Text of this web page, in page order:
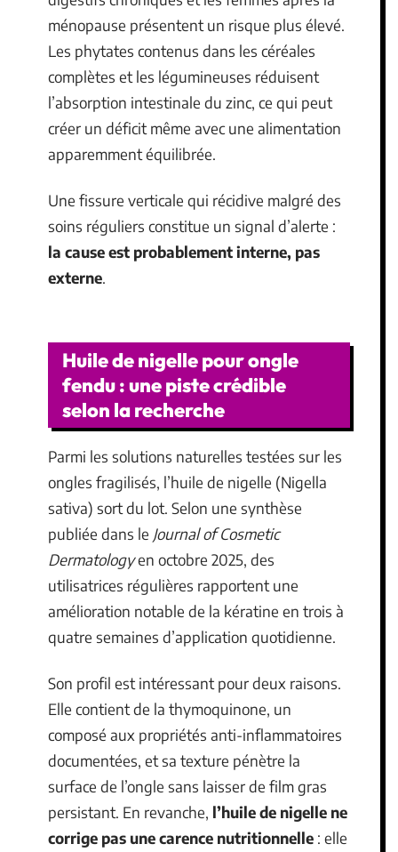
ménopause présentent un risque plus élevé.
Les phytates contenus dans les céréales
complètes et les légumineuses réduisent
l’absorption intestinale du zinc, ce qui peut
créer un déficit même avec une alimentation
apparemment équilibrée.
Une fissure verticale qui récidive malgré des
soins réguliers constitue un signal d’alerte :
la cause est probablement interne, pas
externe.
Huile de nigelle pour ongle
fendu : une piste crédible
selon la recherche
Parmi les solutions naturelles testées sur les
ongles fragilisés, l’huile de nigelle (Nigella
sativa) sort du lot. Selon une synthèse
publiée dans le Journal of Cosmetic
Dermatologyen octobre 2025, des
utilisatrices régulières rapportent une
amélioration notable de la kératine en trois à
quatre semaines d’application quotidienne.
Son profil est intéressant pour deux raisons.
Elle contient de la thymoquinone, un
composé aux propriétés anti-inflammatoires
documentées, et sa texture pénètre la
surface de l’ongle sans laisser de film gras
persistant. En revanche, l’huile de nigelle ne
corrige pas une carence nutritionnelle : elle